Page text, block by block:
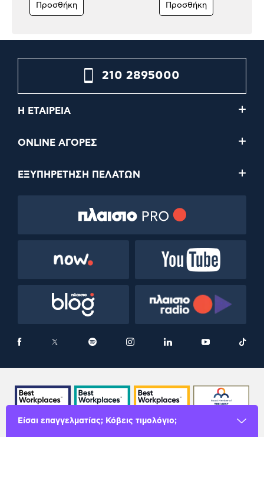
Προσθήκη Προσθήκη
210 2895000
Η ΕΤΑΙΡΕΙΑ
ONLINE ΑΓΟΡΕΣ
ΕΞΥΠΗΡΕΤΗΣΗ ΠΕΛΑΤΩΝ
Είσαι επαγγελματίας; Κόβεις τιμολόγιο;